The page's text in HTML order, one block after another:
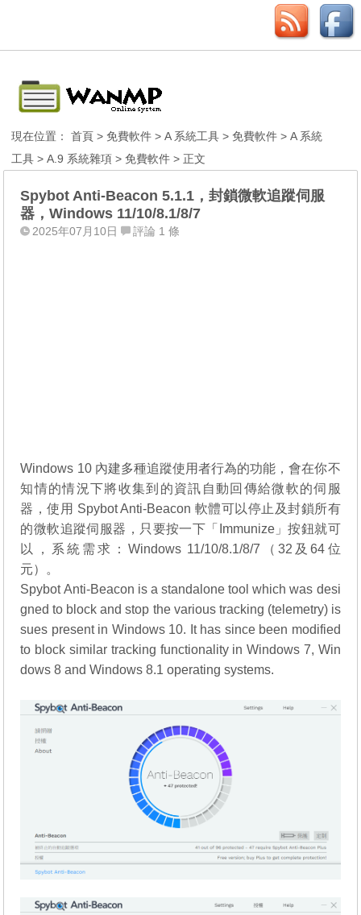
現在位置：首頁 >免費軟件 >A 系統工具 >免費軟件 >A 系統
工具 >A.9 系統雜項 >免費軟件 > 正文
Spybot Anti-Beacon 5.1.1，封鎖微軟追蹤伺服
器，Windows 11/10/8.1/8/7
2025年07月10日 評論 1 條
Windows 10 內建多種追蹤使用者行為的功能，會在你不
知情的情況下將收集到的資訊自動回傳給微軟的伺服
器，使用 Spybot Anti-Beacon 軟體可以停止及封鎖所有
的微軟追蹤伺服器，只要按一下「Immunize」按鈕就可
以，系統需求：Windows 11/10/8.1/8/7（32及64位
元）。
Spybot Anti-Beacon is a standalone tool which was desi
gned to block and stop the various tracking (telemetry) is
sues present in Windows 10. It has since been modified
to block similar tracking functionality in Windows 7, Win
dows 8 and Windows 8.1 operating systems.